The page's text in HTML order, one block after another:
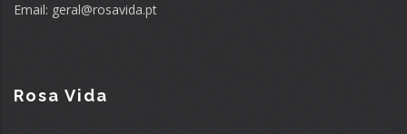
Email: geral@rosavida.pt
Rosa Vida